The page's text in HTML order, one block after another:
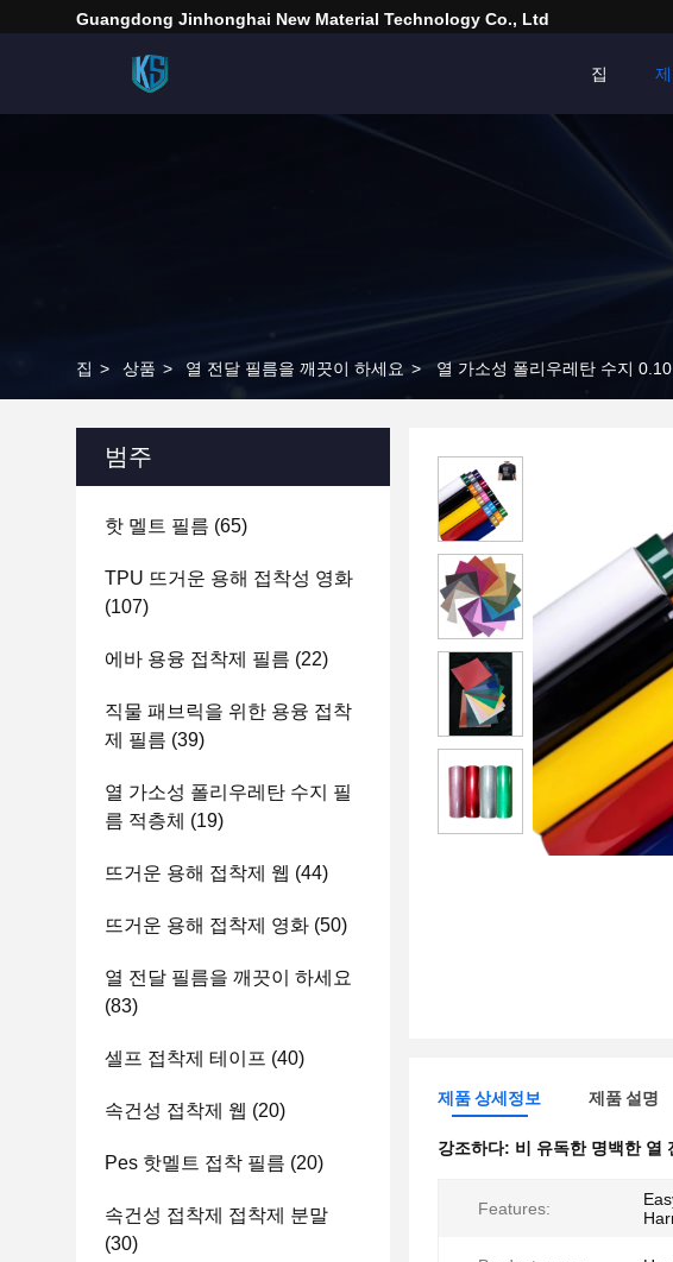
Guangdong Jinhonghai New Material Technology Co., Ltd
집
집 > 상품 > 열 전달 필름을 깨끗이 하세요 > 열 가소성 폴리우레탄 수지
범주
핫 멜트 필름 (65)
TPU 뜨거운 용해 접착성 영화
(107)
에바 용융 접착제 필름 (22)
직물 패브릭을 위한 용융 접착
제 필름 (39)
열 가소성 폴리우레탄 수지 필
름 적층체 (19)
뜨거운 용해 접착제 웹 (44)
뜨거운 용해 접착제 영화 (50)
열 전달 필름을 깨끗이 하세요
(83)
셀프 접착제 테이프 (40)
속건성 접착제 웹 (20)
Pes 핫멜트 접착 필름 (20)
속건성 접착제 접착제 분말
(30)
제품 상세정보 제품 설명
강조하다: 비 유독한 명백한 열
Features: